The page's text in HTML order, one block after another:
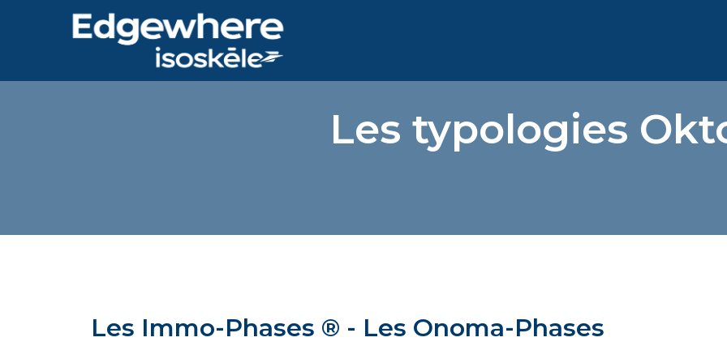
Les typologies
Les Immo-Phases ® - Les Onoma-Phases